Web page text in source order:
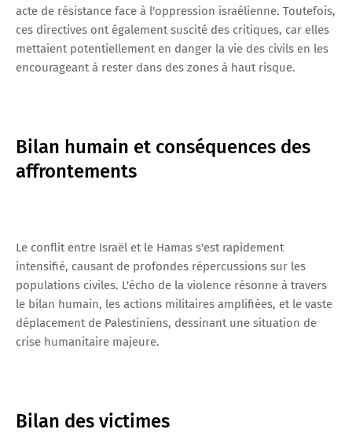
acte de résistance face à l'oppression israélienne. Toutefois,
ces directives ont également suscité des critiques, car elles
mettaient potentiellement en danger la vie des civils en les
encourageant à rester dans des zones à haut risque.
Bilan humain et conséquences des
affrontements
Le conflit entre Israël et le Hamas s'est rapidement
intensifié, causant de profondes répercussions sur les
populations civiles. L'écho de la violence résonne à travers
le bilan humain, les actions militaires amplifiées, et le vaste
déplacement de Palestiniens, dessinant une situation de
crise humanitaire majeure.
Bilan des victimes